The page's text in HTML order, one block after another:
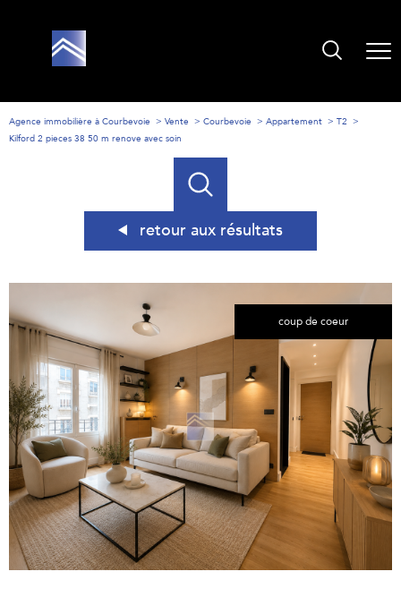
Agence immobilière à Courbevoie Vente Courbevoie Appartement
T2
Kilford 2 pieces 38 50 m renove avec soin
retour aux résultats
coup de coeur